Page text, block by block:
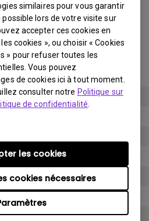
similaires pour vous garantir
lors de votre visite sur
accepter ces cookies en
cookies », ou choisir « Cookies
» pour refuser toutes les
Vous pouvez
de cookies ici à tout moment.
consulter notre Politique sur
de confidentialité
cookies nécessaires
les cookies